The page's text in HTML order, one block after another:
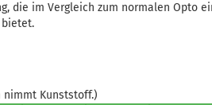
die im Vergleich zum normalen Opto
nimmt Kunststoff.)